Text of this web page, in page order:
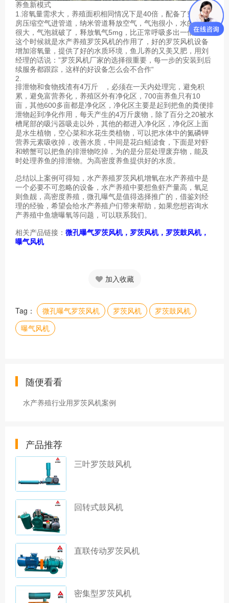
养鱼新模式
1.溶氧量需求大，养殖面积相同情况下是40倍，配备了空压机
房压缩空气进管道，纳米管道释放空气，气泡很小，水的压力
很大，气泡就破了，释放氧气5mg，比正常呼吸多出一倍。
这个时候就是水产养殖罗茨风机的作用了，好的罗茨风机设备
增加溶氧量，提供了好的水质环境，鱼儿养的又美又肥，用刘
经理的话说：”罗茨风机厂家的选择很重要，每一步的安装到后
续服务都跟踪，这样的好设备怎么会不合作“
2.
排泄物和食物残渣有4万斤 ，必须在一天内处理完，避免积
累，避免富营养化，养殖区外有净化区，700亩养鱼只有10
亩，其他600多亩都是净化区，净化区主要是起到把鱼的粪便排
泄物起到净化作用，每天产生的4万斤废物，除了百分之20被水
槽尾部的吸污器吸走以外，其他的都进入净化区，净化区上面
是水生植物，空心菜和水花生类植物，可以把水体中的氮磷钾
营养元素吸收掉，改善水质，中间是花白鲢滤食，下面是对虾
和螃蟹可以把鱼的排泄物吃掉，为的是分层处理废弃物，能及
时处理养鱼的排泄物。为高密度养鱼提供好的水质。
总结以上案例可得知， 水产养殖罗茨风机增氧在水产养殖中是
一个必要不可忽略的设备，水产养殖中要想鱼虾产量高，氧足
则鱼靓，高密度养殖，微孔曝气是值得选择推广的，借鉴刘经
理的经验，希望会给水产养殖户们带来帮助，如果您想咨询水
产养殖中鱼塘曝氧等问题，可以联系我们。
相关产品链接： 微孔曝气罗茨风机， 罗茨风机， 罗茨鼓风机，
曝气风机
加入收藏
Tag： 微孔曝气罗茨风机 罗茨风机
罗茨鼓风机
曝气风机
随便看看
水产养殖行业用罗茨风机案例
产品推荐
三叶罗茨鼓风机
回转式鼓风机
直联传动罗茨风机
密集型罗茨风机